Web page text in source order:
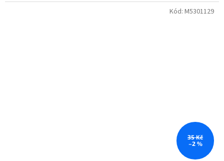
35 Kč
–2 %
Kód: M5301129